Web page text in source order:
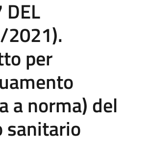
per
a norma) del
sanitario